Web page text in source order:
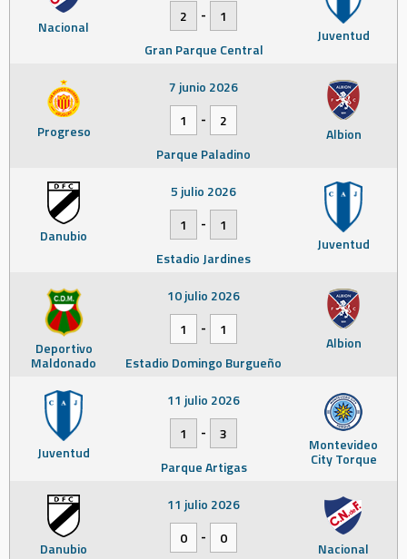
Nacional Juventud
2
-
1
Gran Parque Central
Progreso Albion
7 junio 2026
1
-
2
Parque Paladino
Danubio Juventud
5 julio 2026
1
-
1
Estadio Jardines
Deportivo
Maldonado
Albion
10 julio 2026
1
-
1
Estadio Domingo Burgueño
Juventud Montevideo
City Torque
11 julio 2026
1
-
3
Parque Artigas
Danubio Nacional
11 julio 2026
0
-
0